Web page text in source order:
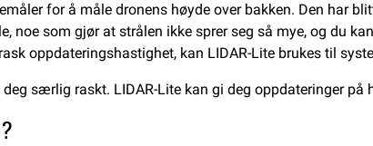
for å måle dronens høyde over bakken. Den har
noe som gjør at strålen ikke sprer seg så mye, og du
oppdateringshastighet, kan LIDAR-Lite brukes til
særlig raskt. LIDAR-Lite kan gi deg oppdateringer på